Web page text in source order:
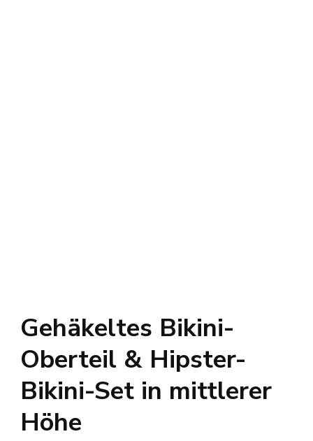
Gehäkeltes Bikini-
Oberteil & Hipster-
Bikini-Set in mittlerer
Höhe